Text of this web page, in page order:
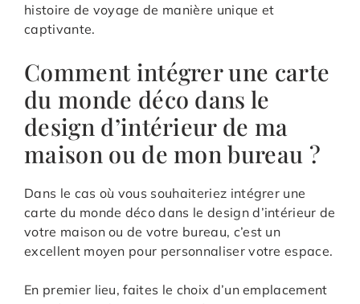
histoire de voyage de manière unique et
captivante.
Comment intégrer une carte
du monde déco dans le
design d’intérieur de ma
maison ou de mon bureau ?
Dans le cas où vous souhaiteriez intégrer une
carte du monde déco dans le design d’intérieur de
votre maison ou de votre bureau, c’est un
excellent moyen pour personnaliser votre espace.
En premier lieu, faites le choix d’un emplacement